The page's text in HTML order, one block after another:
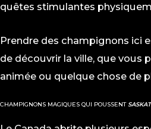
quêtes stimulantes
Prendre des champignons ici
de découvrir la ville, que vous
animée ou quelque chose de
CHAMPIGNONS MAGIQUES QUI POUSSENT